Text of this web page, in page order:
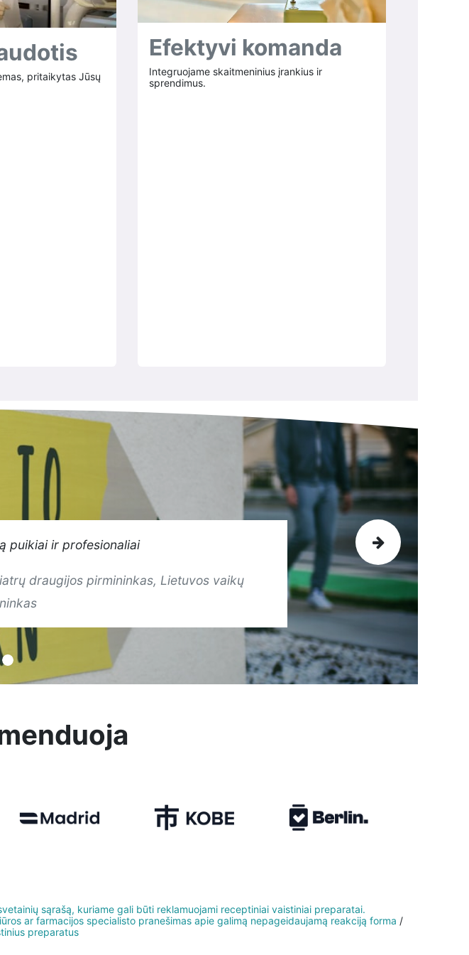
pritaikytas Jūsų
Efektyvi komanda
Integruojame skaitmeninius įrankius ir
sprendimus.
puikiai ir profesionaliai
draugijos pirmininkas, Lietuvos vaikų
Next
sąrašą, kuriame gali būti reklamuojami receptiniai vaistiniai prepa​rata​i.
ar farmacijos specialisto pranešimas apie galimą nepageidaujamą reakciją forma /
preparatus